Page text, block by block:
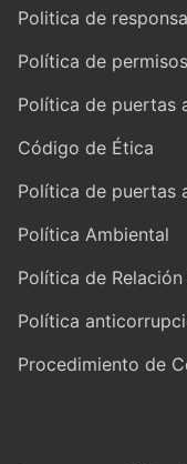
Politica de
Política de permisos
Política de puertas
Código de Ética
Política de puertas
Política Ambiental
Política de
Política
Procedimiento de